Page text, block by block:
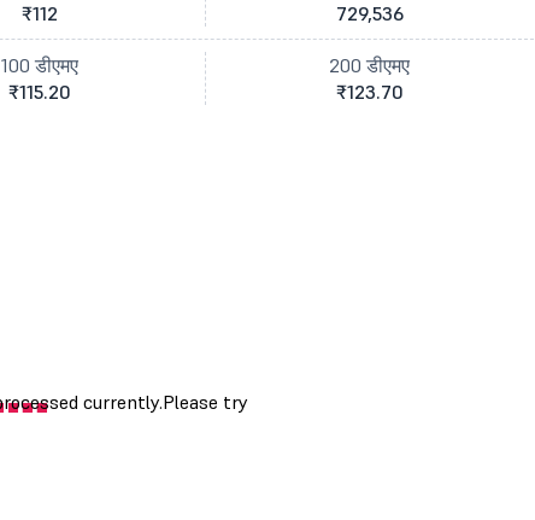
₹112
729,536
100 डीएमए
₹115.20
200 डीएमए
₹123.70